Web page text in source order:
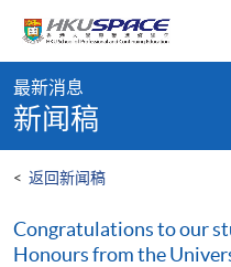
content
content
start
最新消息
新闻稿
< 返回新闻稿
Congratulations to our
Honours from the